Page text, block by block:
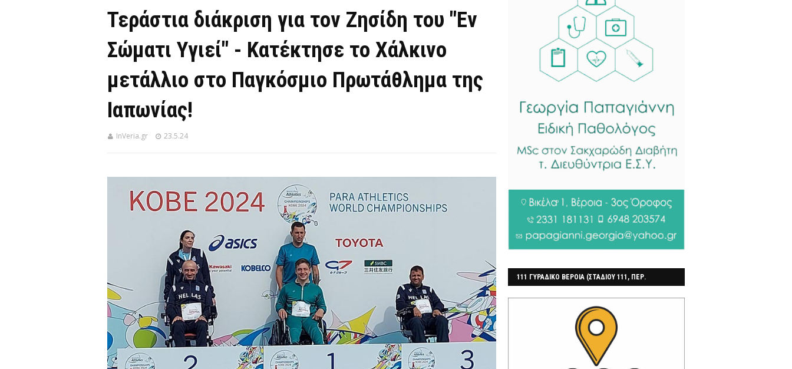
Τεράστια διάκριση για τον Ζησίδη του "Εν
Σώματι Υγιεί" - Κατέκτησε το Χάλκινο
μετάλλιο στο Παγκόσμιο Πρωτάθλημα της
Ιαπωνίας!
InVeria.gr 23.5.24
111 ΓΥΡΑΔΙΚΟ ΒΕΡΟΙΑ (ΣΤΑΔΙΟΥ 111, ΠΕΡ.